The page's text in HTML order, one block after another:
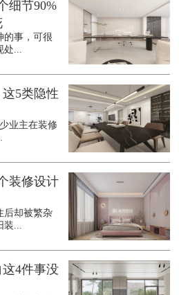
细节90%
的事，可很
...
5类隐性
业主在装修
装修设计
后却被繁杂
...
4件事没